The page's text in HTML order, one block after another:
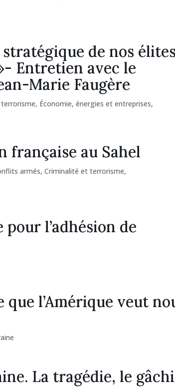
de nos
Entretien avec le
Marie Faugère
, Économie, énergies et entreprises,
française au Sahel
armés,Criminalité et terrorisme,
pour l’adhésion de
que l’Amérique veut
La tragédie, le